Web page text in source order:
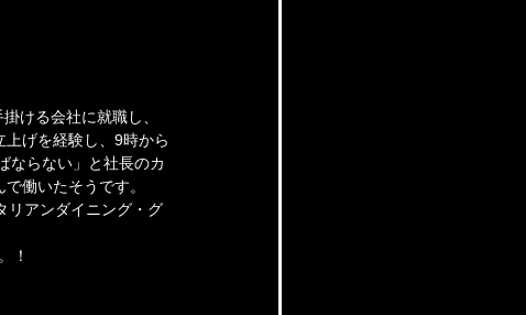
ける会社に就職し、
げを経験し、9時から
ならない」と社長のカ
働いたそうです。
リアンダイニング・グ
！